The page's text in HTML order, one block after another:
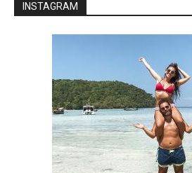
INSTAGRAM